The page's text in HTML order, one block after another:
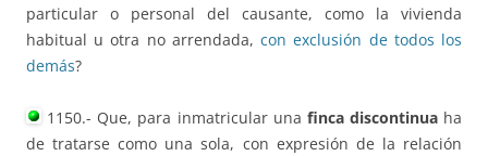
particular o personal del causante, como la vivienda
habitual u otra no arrendada,con exclusión de todos los
demás?
1150.- Que, para inmatricular una finca discontinuaha
de tratarse como una sola, con expresión de la relación